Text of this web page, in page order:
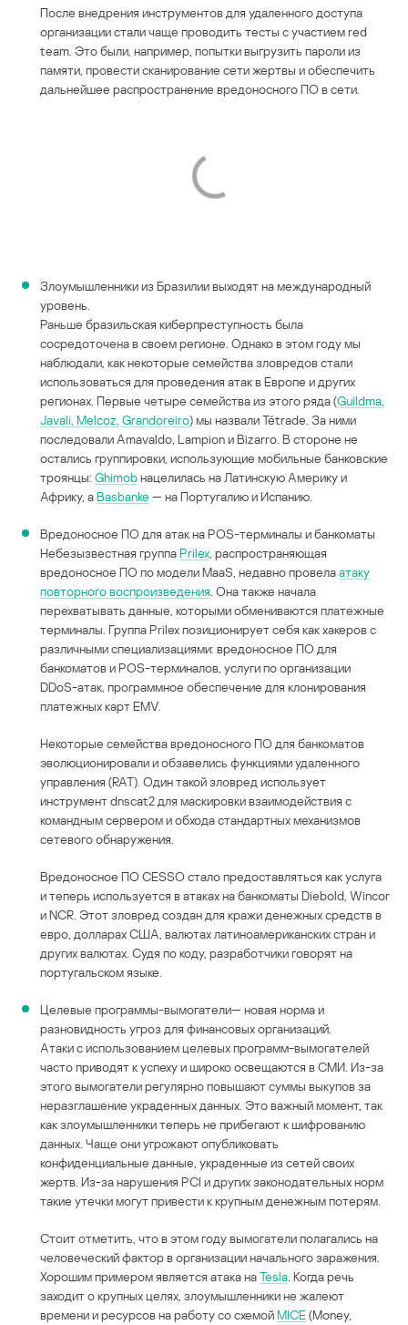
После внедрения инструментов для удаленного доступа
организации стали чаще проводить тесты с участием red
team. Это были, например, попытки выгрузить пароли из
памяти, провести сканирование сети жертвы и обеспечить
дальнейшее распространение вредоносного ПО в сети.
Злоумышленники из Бразилии выходят на международный
уровень.
Раньше бразильская киберпреступность была
сосредоточена в своем регионе. Однако в этом году мы
наблюдали, как некоторые семейства зловредов стали
использоваться для проведения атак в Европе и других
регионах. Первые четыре семейства из этого ряда (Guildma,
Javali, Melcoz, Grandoreiro) мы назвали Tétrade. За ними
последовали Amavaldo, Lampion и Bizarro. В стороне не
остались группировки, использующие мобильные банковские
троянцы: Ghimobнацелилась на Латинскую Америку и
Африку, аBasbanke — на Португалию и Испанию.
Вредоносное ПО для атак на POS-терминалы и банкоматы
Небезызвестная группаPrilex , распространяющая
вредоносное ПО по модели MaaS, недавно провелаатаку
повторного воспроизведения . Она также начала
перехватывать данные, которыми обмениваются платежные
терминалы. Группа Prilex позиционирует себя как хакеров с
различными специализациями: вредоносное ПО для
банкоматов и POS-терминалов, услуги по организации
DDoS-атак, программное обеспечение для клонирования
платежных карт EMV.
Некоторые семейства вредоносного ПО для банкоматов
эволюционировали и обзавелись функциями удаленного
управления (RAT). Один такой зловред использует
инструмент dnscat2 для маскировки взаимодействия с
командным сервером и обхода стандартных механизмов
сетевого обнаружения.
Вредоносное ПО CESSO стало предоставляться как услуга
и теперь используется в атаках на банкоматы Diebold, Wincor
и NCR. Этот зловред создан для кражи денежных средств в
евро, долларах США, валютах латиноамериканских стран и
других валютах. Судя по коду, разработчики говорят на
португальском языке.
Целевые программы-вымогатели— новая норма и
разновидность угроз для финансовых организаций.
Атаки с использованием целевых программ-вымогателей
часто приводят к успеху и широко освещаются в СМИ. Из-за
этого вымогатели регулярно повышают суммы выкупов за
неразглашение украденных данных. Это важный момент, так
как злоумышленники теперь не прибегают к шифрованию
данных. Чаще они угрожают опубликовать
конфиденциальные данные, украденные из сетей своих
жертв. Из-за нарушения PCI и других законодательных норм
такие утечки могут привести к крупным денежным потерям.
Стоит отметить, что в этом году вымогатели полагались на
человеческий фактор в организации начального заражения.
Хорошим примером является атака наTesla . Когда речь
заходит о крупных целях, злоумышленники не жалеют
времени и ресурсов на работу со схемойMICE(Money,